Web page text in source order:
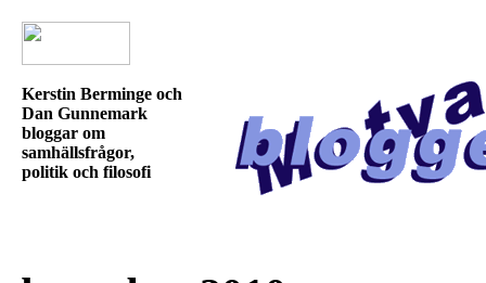
Kerstin Berminge och
Dan Gunnemark
bloggar om
samhällsfrågor,
politik och filosofi